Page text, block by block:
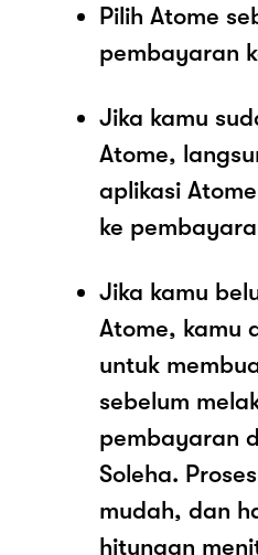
Pilih Atome
pembayaran
Jika kamu
Atome,
aplikasi
ke
Jika kamu
Atome, kamu
untuk
sebelum
pembayaran
Soleha.
mudah, dan
hitungan